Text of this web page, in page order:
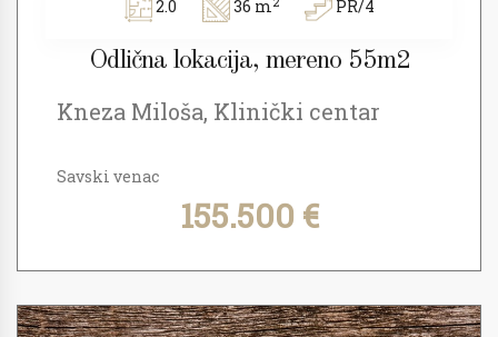
2.0 36 m PR/4
Odlična lokacija, mereno 55m2
Kneza Miloša, Klinički centar
Savski venac
155.500 €